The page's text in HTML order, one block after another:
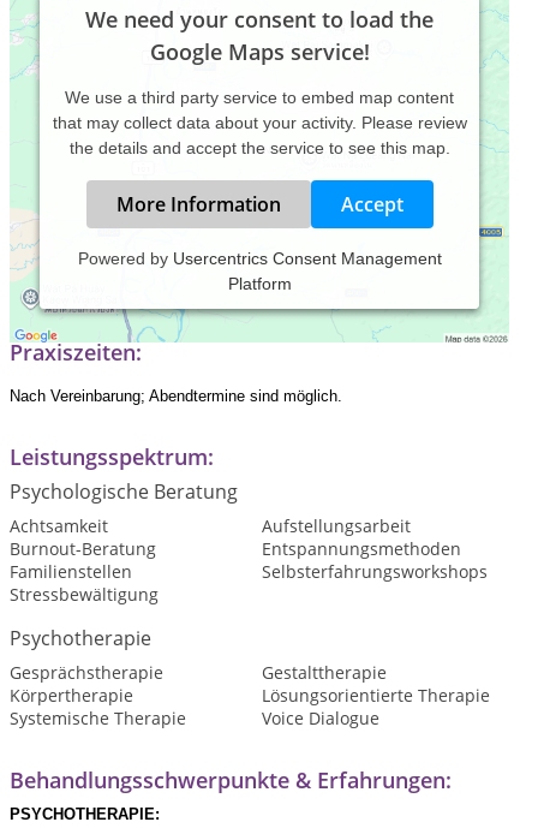
We need your consent to load the
Google Maps service!
We use a third party service to embed map content
that may collect data about your activity. Please review
the details and accept the service to see this map.
More Information Accept
Powered by Usercentrics Consent Management
Platform
Ganzheitliche Psychotherapie, Paartherapie & Achtsamkeit
Praxiszeiten:
Nach Vereinbarung; Abendtermine sind möglich.
Leistungsspektrum:
Psychologische Beratung
Achtsamkeit
Aufstellungsarbeit
Burnout-Beratung
Entspannungsmethoden
Familienstellen
Selbsterfahrungsworkshops
Stressbewältigung
Psychotherapie
Gesprächstherapie
Gestalttherapie
Körpertherapie
Lösungsorientierte Therapie
Systemische Therapie
Voice Dialogue
Behandlungsschwerpunkte & Erfahrungen:
PSYCHOTHERAPIE: